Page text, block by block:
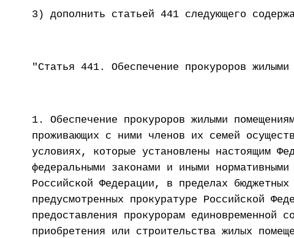
3) дополнить статьей 441 следующего
"Статья 441. Обеспечение прокуроров жилыми
1. Обеспечение прокуроров жилыми
проживающих с ними членов их семей
условиях, которые установлены настоящим
федеральными законами и иными нормативными
Российской Федерации, в пределах бюджетных
предусмотренных прокуратуре Российской
предоставления прокурорам единовременной
приобретения или строительства жилых